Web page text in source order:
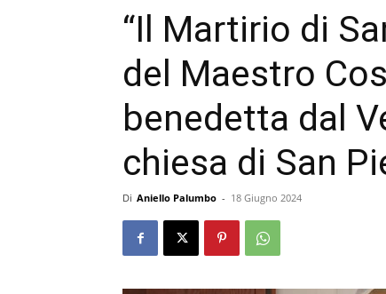
“Il Martirio di
del Maestro
benedetta dal
chiesa di San
Di Aniello Palumbo - 18 Giugno 2024